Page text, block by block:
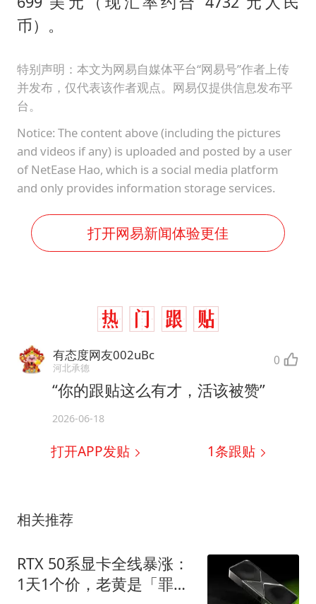
币）。
特别声明：本文为网易自媒体平台“网易号”作者上传
并发布，仅代表该作者观点。网易仅提供信息发布平
台。
Notice: The content above (including the pictures
and videos if any) is uploaded and posted by a user
of NetEase Hao, which is a social media platform
and only provides information storage services.
打开网易新闻体验更佳
有态度网友002uBc
河北承德 0
“你的跟贴这么有才，活该被赞”
2026-06-18
打开APP发贴 1条跟贴
相关推荐
RTX 50系显卡全线暴涨：
1天1个价，老黄是「罪